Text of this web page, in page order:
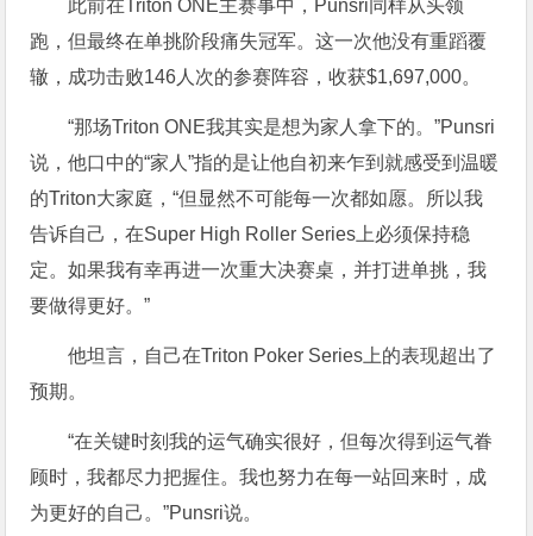
此前在Triton ONE主赛事中，Punsri同样从头领
跑，但最终在单挑阶段痛失冠军。这一次他没有重蹈覆
辙，成功击败146人次的参赛阵容，收获$1,697,000。
“那场Triton ONE我其实是想为家人拿下的。”Punsri
说，他口中的“家人”指的是让他自初来乍到就感受到温暖
的Triton大家庭，“但显然不可能每一次都如愿。所以我
告诉自己，在Super High Roller Series上必须保持稳
定。如果我有幸再进一次重大决赛桌，并打进单挑，我
要做得更好。”
他坦言，自己在Triton Poker Series上的表现超出了
预期。
“在关键时刻我的运气确实很好，但每次得到运气眷
顾时，我都尽力把握住。我也努力在每一站回来时，成
为更好的自己。”Punsri说。